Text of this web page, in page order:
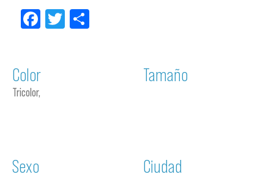
Facebook
Twitter
Color
Tricolor,
Tamaño
Sexo Ciudad